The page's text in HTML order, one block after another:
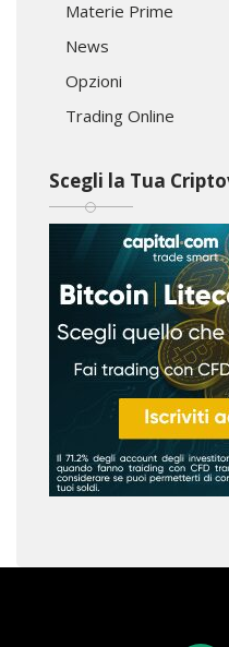
Materie Prime
News
Opzioni
Trading Online
Scegli la Tua